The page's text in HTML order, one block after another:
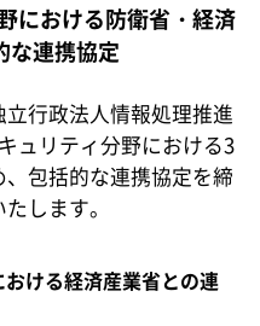
における防衛省・経済
な連携協定
行政法人情報処理推進
ュリティ分野における3
包括的な連携協定を締
します。
ける経済産業省との連